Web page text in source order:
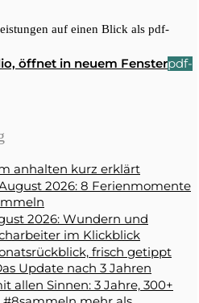
auf einen Blick als pdf-
pdf-
anhalten kurz erklärt
2026: 8 Ferienmomente
2026: Wundern und
im Klickblick
frisch getippt
Update nach 3 Jahren
allen Sinnen: 3 Jahre, 300+